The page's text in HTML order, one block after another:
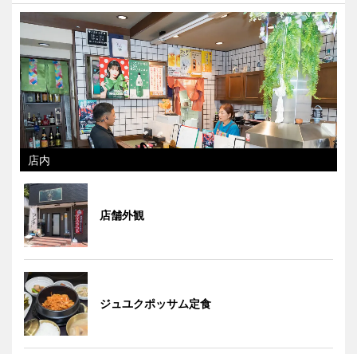
店内
店舗外観
ジュユクポッサム定食